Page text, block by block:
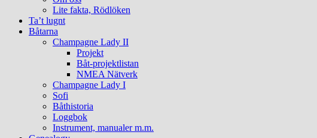
Lite fakta, Rödlöken
Ta’t lugnt
Båtarna
Champagne Lady II
Projekt
Båt-projektlistan
NMEA Nätverk
Champagne Lady I
Sofi
Båthistoria
Loggbok
Instrument, manualer m.m.